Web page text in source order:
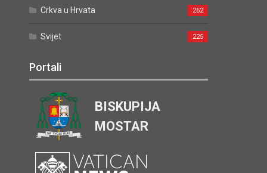
Crkva u Hrvata 252
Svijet 225
Portali
BISKUPIJA
MOSTAR